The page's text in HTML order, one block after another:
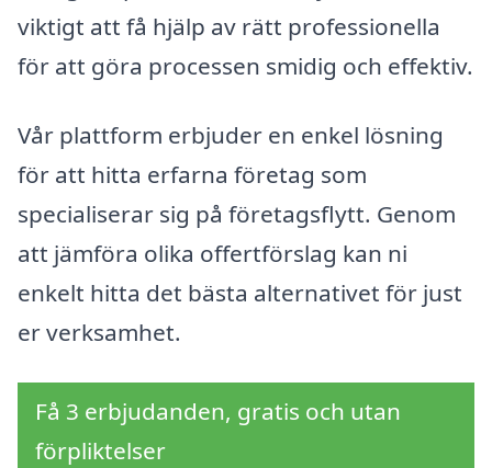
viktigt att få hjälp av rätt professionella
för att göra processen smidig och effektiv.
Vår plattform erbjuder en enkel lösning
för att hitta erfarna företag som
specialiserar sig på företagsflytt. Genom
att jämföra olika offertförslag kan ni
enkelt hitta det bästa alternativet för just
er verksamhet.
Få 3 erbjudanden, gratis och utan
förpliktelser